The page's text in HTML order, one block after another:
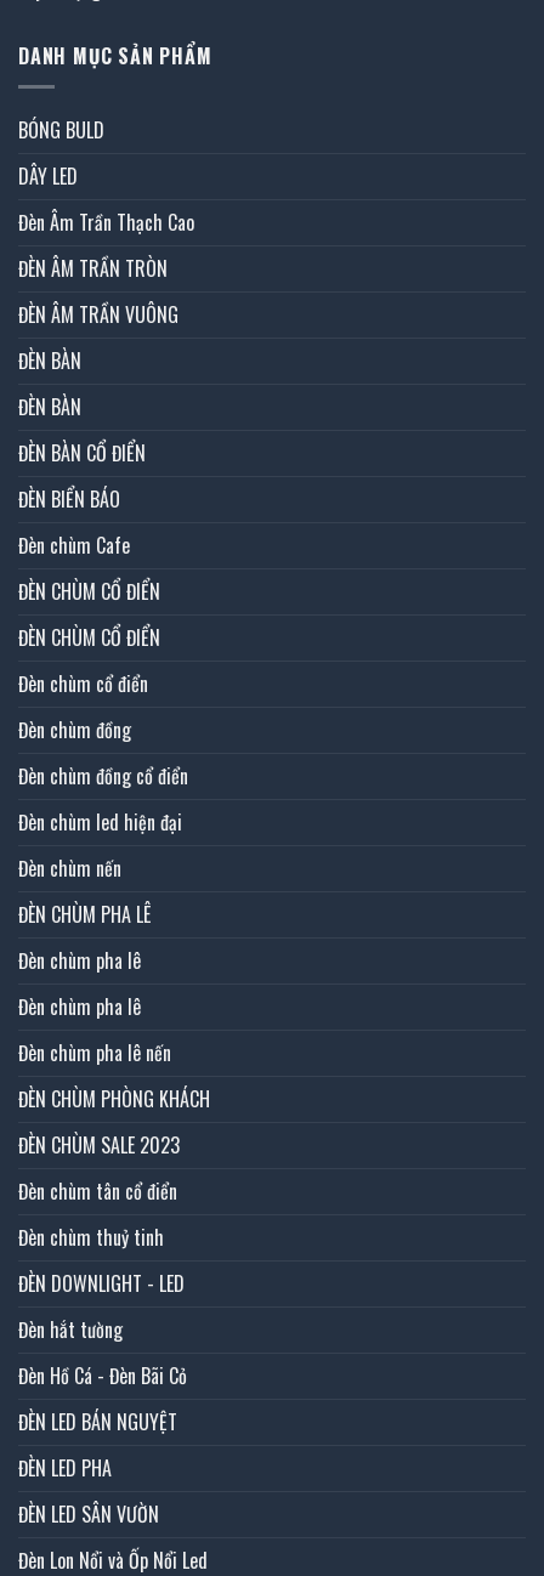
DANH MỤC SẢN PHẨM
BÓNG BULD
DÂY LED
Đèn Âm Trần Thạch Cao
ĐÈN ÂM TRẦN TRÒN
ĐÈN ÂM TRẦN VUÔNG
ĐÈN BÀN
ĐÈN BÀN
ĐÈN BÀN CỔ ĐIỂN
ĐÈN BIỂN BÁO
Đèn chùm Cafe
ĐÈN CHÙM CỔ ĐIỂN
ĐÈN CHÙM CỔ ĐIỂN
Đèn chùm cổ điển
Đèn chùm đồng
Đèn chùm đồng cổ điển
Đèn chùm led hiện đại
Đèn chùm nến
ĐÈN CHÙM PHA LÊ
Đèn chùm pha lê
Đèn chùm pha lê
Đèn chùm pha lê nến
ĐÈN CHÙM PHÒNG KHÁCH
ĐÈN CHÙM SALE 2023
Đèn chùm tân cổ điển
Đèn chùm thuỷ tinh
ĐÈN DOWNLIGHT - LED
Đèn hắt tường
Đèn Hồ Cá - Đèn Bãi Cỏ
ĐÈN LED BÁN NGUYỆT
ĐÈN LED PHA
ĐÈN LED SÂN VƯỜN
Đèn Lon Nổi và Ốp Nổi Led